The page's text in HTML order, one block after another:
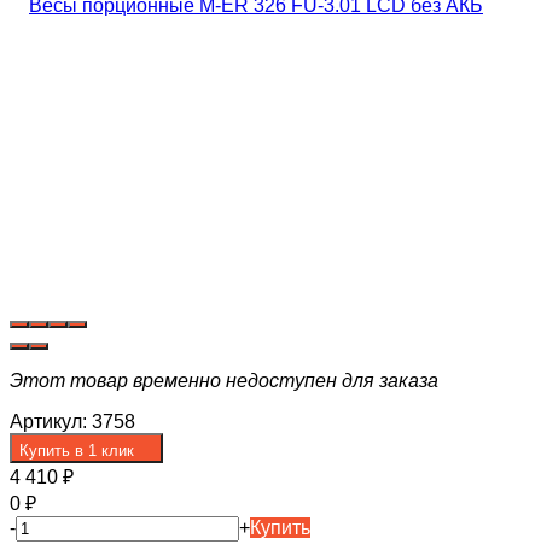
Этот товар временно недоступен для заказа
Артикул: 3758
Купить в 1 клик
4 410 ₽
0 ₽
-
+Купить